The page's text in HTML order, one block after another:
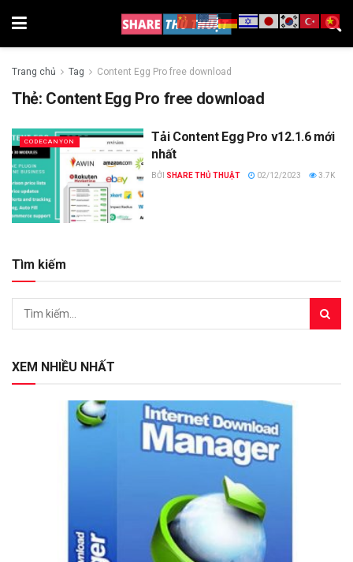
Trang chủ Tag Content Egg Pro free download
Thẻ: Content Egg Pro free download
CODECANYON
Tải Content Egg Pro v12.1.6 mới
nhất
BỞI SHARE THỦ THUẬT 02/12/2023 3.7K
Tìm kiếm
XEM NHIỀU NHẤT